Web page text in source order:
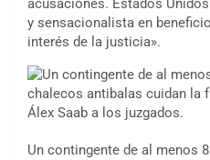
acusaciones. Estados
y sensacionalista en
interés de la justicia».
Un contingente de al menos